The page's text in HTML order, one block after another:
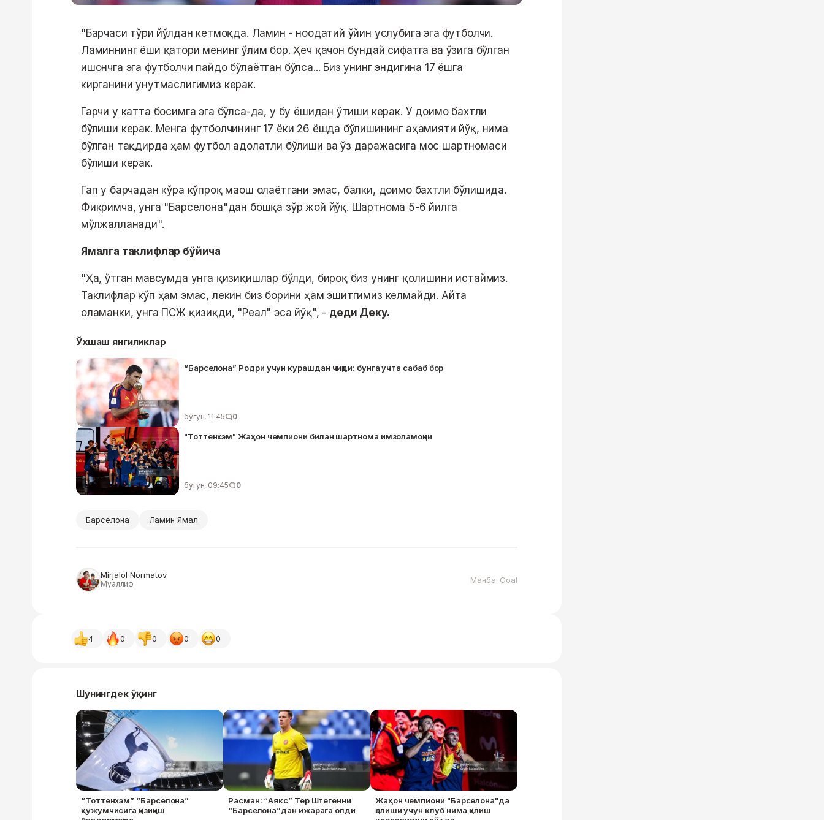
"Барчаси тўғри йўлдан кетмоқда. Ламин - ноодатий ўйин услубига эга футболчи.
Ламиннинг ёши қатори менинг ўғлим бор. Ҳеч қачон бундай сифатга ва ўзига бўлган
ишончга эга футболчи пайдо бўлаётган бўлса... Биз унинг эндигина 17 ёшга
кирганини унутмаслигимиз керак.
Гарчи у катта босимга эга бўлса-да, у бу ёшидан ўтиши керак. У доимо бахтли
бўлиши керак. Менга футболчининг 17 ёки 26 ёшда бўлишининг аҳамияти йўқ, нима
бўлган тақдирда ҳам футбол адолатли бўлиши ва ўз даражасига мос шартномаси
бўлиши керак.
Гап у барчадан кўра кўпроқ маош олаётгани эмас, балки, доимо бахтли бўлишида.
Фикримча, унга "Барселона"дан бошқа зўр жой йўқ. Шартнома 5-6 йилга
мўлжалланади".
Ямалга таклифлар бўйича
"Ҳа, ўтган мавсумда унга қизиқишлар бўлди, бироқ биз унинг қолишини истаймиз.
Таклифлар кўп ҳам эмас, лекин биз борини ҳам эшитгимиз келмайди. Айта
оламанки, унга ПСЖ қизиқди, "Реал" эса йўқ", - деди Деку.
Ўхшаш янгиликлар
“Барселона” Родри учун курашдан чиқди: бунга учта сабаб бор
бугун, 11:45 0
"Тоттенхэм" Жаҳон чемпиони билан шартнома имзоламоқчи
бугун, 09:45 0
Барселона Ламин Ямал
Mirjalol Normatov
Муаллиф Манба: Goal
4 0 0 0 0
Шунингдек ўқинг
“Тоттенхэм” “Барселона”
ҳужумчисига қизиқиш
Расман: “Аякс” Тер Штегенни
“Барселона”дан ижарага олди
Жаҳон чемпиони "Барселона"да
қолиши учун клуб нима қилиш